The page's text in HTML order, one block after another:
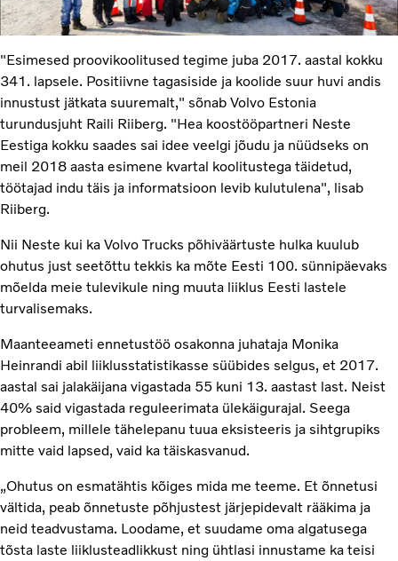
"Esimesed proovikoolitused tegime juba 2017. aastal kokku
341. lapsele. Positiivne tagasiside ja koolide suur huvi andis
innustust jätkata suuremalt," sõnab Volvo Estonia
turundusjuht Raili Riiberg. "Hea koostööpartneri Neste
Eestiga kokku saades sai idee veelgi jõudu ja nüüdseks on
meil 2018 aasta esimene kvartal koolitustega täidetud,
töötajad indu täis ja informatsioon levib kulutulena", lisab
Riiberg.
Nii Neste kui ka Volvo Trucks põhiväärtuste hulka kuulub
ohutus just seetõttu tekkis ka mõte Eesti 100. sünnipäevaks
mõelda meie tulevikule ning muuta liiklus Eesti lastele
turvalisemaks.
Maanteeameti ennetustöö osakonna juhataja Monika
Heinrandi abil liiklusstatistikasse süübides selgus, et 2017.
aastal sai jalakäijana vigastada 55 kuni 13. aastast last. Neist
40% said vigastada reguleerimata ülekäigurajal. Seega
probleem, millele tähelepanu tuua eksisteeris ja sihtgrupiks
mitte vaid lapsed, vaid ka täiskasvanud.
„Ohutus on esmatähtis kõiges mida me teeme. Et õnnetusi
vältida, peab õnnetuste põhjustest järjepidevalt rääkima ja
neid teadvustama. Loodame, et suudame oma algatusega
tõsta laste liiklusteadlikkust ning ühtlasi innustame ka teisi